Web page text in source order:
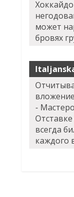
может
бровях
-
всегда
каждого